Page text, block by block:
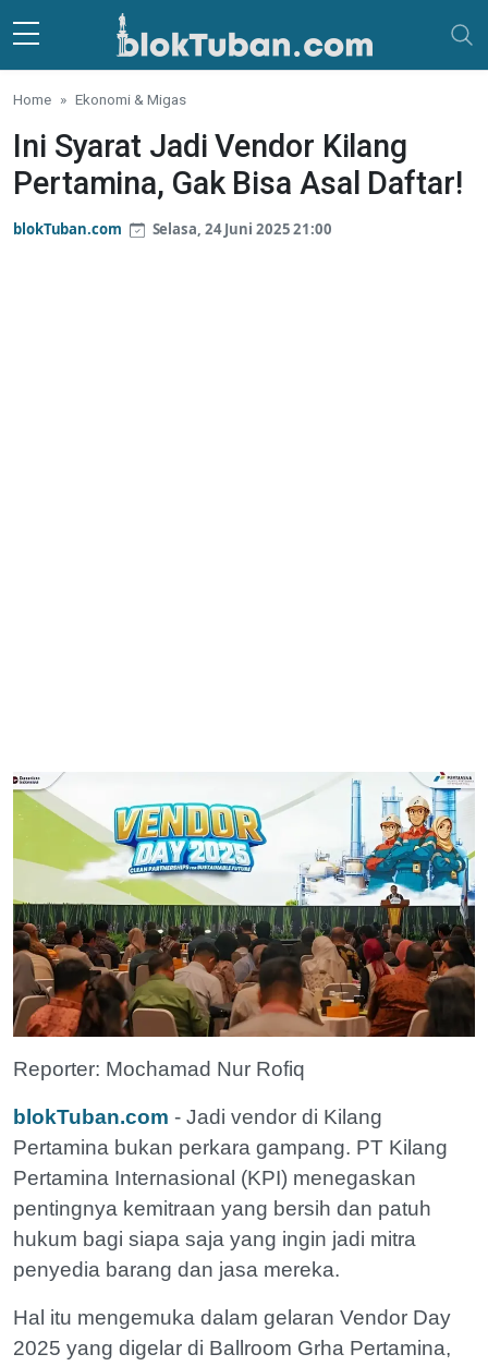
Skip to main content
Home Ekonomi & Migas
Ini Syarat Jadi Vendor Kilang
Pertamina, Gak Bisa Asal Daftar!
blokTuban.com Selasa, 24 Juni 2025 21:00
Reporter: Mochamad Nur Rofiq
blokTuban.com - Jadi vendor di Kilang
Pertamina bukan perkara gampang. PT Kilang
Pertamina Internasional (KPI) menegaskan
pentingnya kemitraan yang bersih dan patuh
hukum bagi siapa saja yang ingin jadi mitra
penyedia barang dan jasa mereka.
Hal itu mengemuka dalam gelaran Vendor Day
2025 yang digelar di Ballroom Grha Pertamina,